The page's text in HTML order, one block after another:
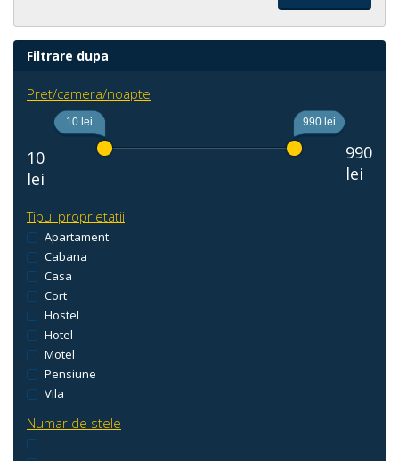
Filtrare dupa
Pret/camera/noapte
10
lei
10 lei 990 lei
990
lei
Tipul proprietatii
Apartament
Cabana
Casa
Cort
Hostel
Hotel
Motel
Pensiune
Vila
Numar de stele